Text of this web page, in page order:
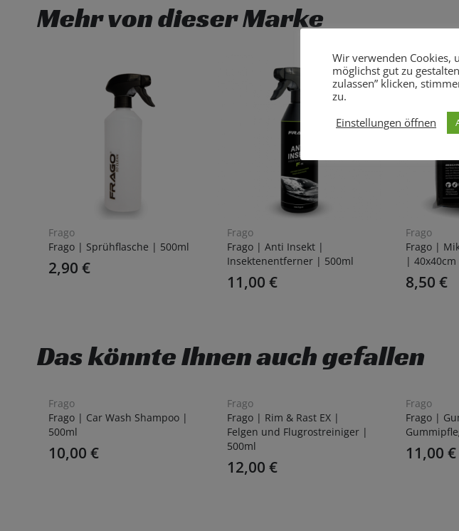
Mehr von dieser Marke
Frago
Frago | Sprühflasche | 500ml
2,90 €
Frago
Frago | Anti Insekt |
Insektenentferner | 500ml
11,00€
Frago
Frago |
|
8,50€
Das könnte Ihnen auch gefallen
Frago
Frago | Car Wash Shampoo |
500ml
10,00 €
Frago
Frago | Rim & Rast EX |
Felgen und Flugrostreiniger |
500ml
12,00€
Frago
Frago |
11,00€
Wir verwenden Cookies,
möglichst gut zu
zulassen” klicken,
zu.
Einstellungen öffnen